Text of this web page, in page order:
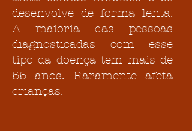
desenvolve de forma lenta.
A maioria das pessoas
diagnosticadas com esse
tipo da doença tem mais de
55 anos. Raramente afeta
crianças.